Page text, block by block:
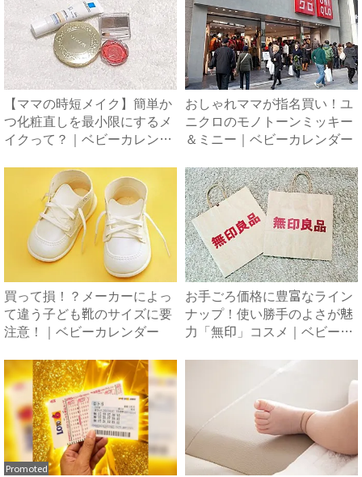
【ママの時短メイク】簡単か
つ化粧直しを最小限にするメ
イクって？｜ベビーカレンダ
おしゃれママが指名買い！ユ
ニクロのモノトーンミッキー
＆ミニー｜ベビーカレンダー
買って損！？メーカーによっ
て違う子ども靴のサイズに要
注意！｜ベビーカレンダー
お手ごろ価格に豊富なライン
ナップ！使い勝手のよさが魅
力「無印」コスメ｜ベビーカ
Promoted